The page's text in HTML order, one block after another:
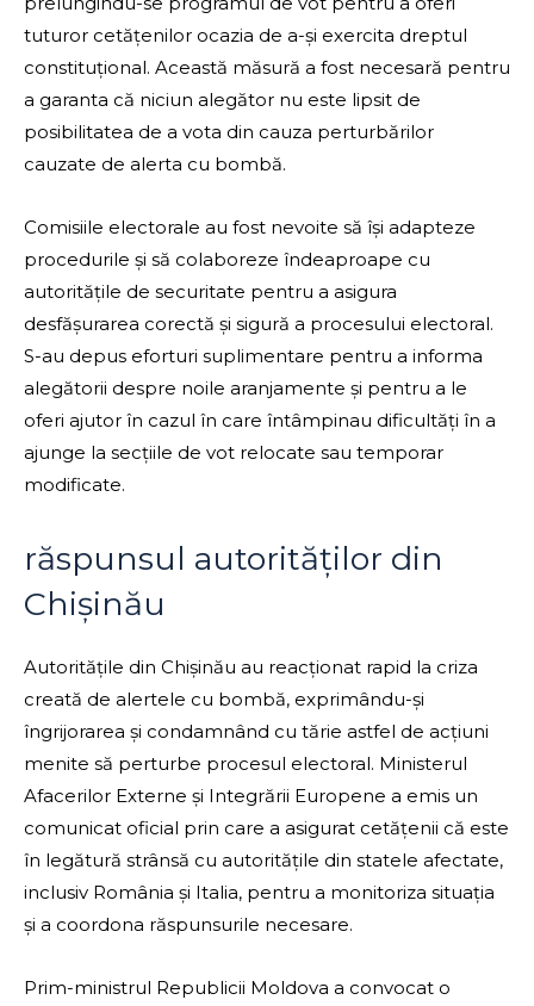
tuturor cetățenilor ocazia de a-și exercita dreptul
constituțional. Această măsură a fost necesară pentru
a garanta că niciun alegător nu este lipsit de
posibilitatea de a vota din cauza perturbărilor
cauzate de alerta cu bombă.
Comisiile electorale au fost nevoite să își adapteze
procedurile și să colaboreze îndeaproape cu
autoritățile de securitate pentru a asigura
desfășurarea corectă și sigură a procesului electoral.
S-au depus eforturi suplimentare pentru a informa
alegătorii despre noile aranjamente și pentru a le
oferi ajutor în cazul în care întâmpinau dificultăți în a
ajunge la secțiile de vot relocate sau temporar
modificate.
răspunsul autorităților din
Chișinău
Autoritățile din Chișinău au reacționat rapid la criza
creată de alertele cu bombă, exprimându-și
îngrijorarea și condamnând cu tărie astfel de acțiuni
menite să perturbe procesul electoral. Ministerul
Afacerilor Externe și Integrării Europene a emis un
comunicat oficial prin care a asigurat cetățenii că este
în legătură strânsă cu autoritățile din statele afectate,
inclusiv România și Italia, pentru a monitoriza situația
și a coordona răspunsurile necesare.
Prim-ministrul Republicii Moldova a convocat o